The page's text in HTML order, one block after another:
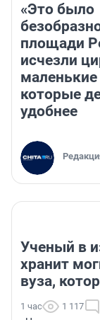
«Это было
площади
исчезли
маленькие
которые
удобнее
Ученый в
хранит
вуза,
1 час 1 117